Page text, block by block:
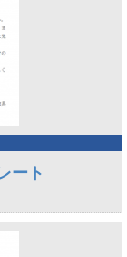
ート